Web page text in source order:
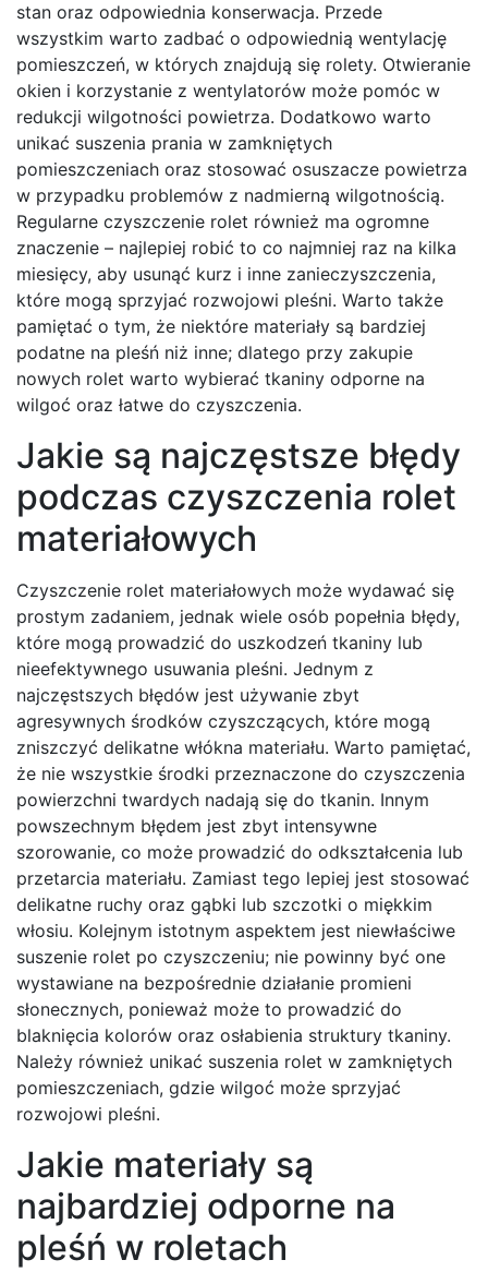
stan oraz odpowiednia konserwacja. Przede
wszystkim warto zadbać o odpowiednią wentylację
pomieszczeń, w których znajdują się rolety. Otwieranie
okien i korzystanie z wentylatorów może pomóc w
redukcji wilgotności powietrza. Dodatkowo warto
unikać suszenia prania w zamkniętych
pomieszczeniach oraz stosować osuszacze powietrza
w przypadku problemów z nadmierną wilgotnością.
Regularne czyszczenie rolet również ma ogromne
znaczenie – najlepiej robić to co najmniej raz na kilka
miesięcy, aby usunąć kurz i inne zanieczyszczenia,
które mogą sprzyjać rozwojowi pleśni. Warto także
pamiętać o tym, że niektóre materiały są bardziej
podatne na pleśń niż inne; dlatego przy zakupie
nowych rolet warto wybierać tkaniny odporne na
wilgoć oraz łatwe do czyszczenia.
Jakie są najczęstsze błędy
podczas czyszczenia rolet
materiałowych
Czyszczenie rolet materiałowych może wydawać się
prostym zadaniem, jednak wiele osób popełnia błędy,
które mogą prowadzić do uszkodzeń tkaniny lub
nieefektywnego usuwania pleśni. Jednym z
najczęstszych błędów jest używanie zbyt
agresywnych środków czyszczących, które mogą
zniszczyć delikatne włókna materiału. Warto pamiętać,
że nie wszystkie środki przeznaczone do czyszczenia
powierzchni twardych nadają się do tkanin. Innym
powszechnym błędem jest zbyt intensywne
szorowanie, co może prowadzić do odkształcenia lub
przetarcia materiału. Zamiast tego lepiej jest stosować
delikatne ruchy oraz gąbki lub szczotki o miękkim
włosiu. Kolejnym istotnym aspektem jest niewłaściwe
suszenie rolet po czyszczeniu; nie powinny być one
wystawiane na bezpośrednie działanie promieni
słonecznych, ponieważ może to prowadzić do
blaknięcia kolorów oraz osłabienia struktury tkaniny.
Należy również unikać suszenia rolet w zamkniętych
pomieszczeniach, gdzie wilgoć może sprzyjać
rozwojowi pleśni.
Jakie materiały są
najbardziej odporne na
pleśń w roletach